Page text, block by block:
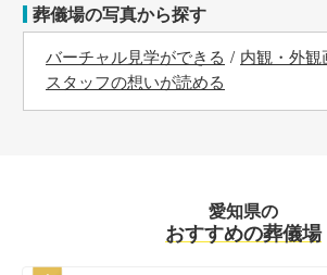
葬儀場の写真から探す
バーチャル見学ができる
内観・外観
スタッフの想いが読める
愛知県の
おすすめの葬儀場